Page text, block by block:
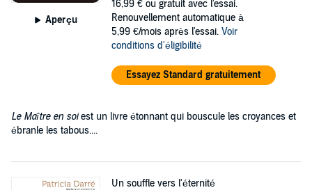
Aperçu
16,99 € ou gratuit avec l'essai.
Renouvellement automatique à
5,99 €/mois après l'essai. Voir
conditions d'éligibilité
Essayez Standard gratuitement
Le Maître en soiest un livre étonnant qui bouscule les croyances et
ébranle les tabous....
Un souffle vers l'éternité